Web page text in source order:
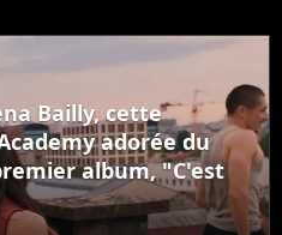
Bailly, cette
adorée du
album, "C'est